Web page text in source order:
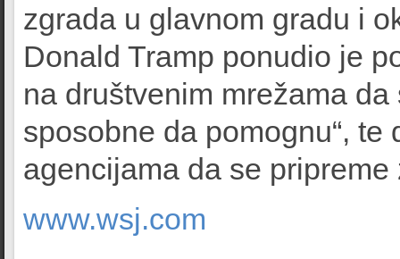
zgrada u glavnom gradu i
Donald Tramp ponudio je
na društvenim mrežama
sposobne da pomognu“,
agencijama da se
www.wsj.com